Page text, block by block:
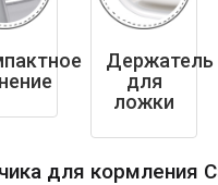
Держатель
для
ложки
для кормления